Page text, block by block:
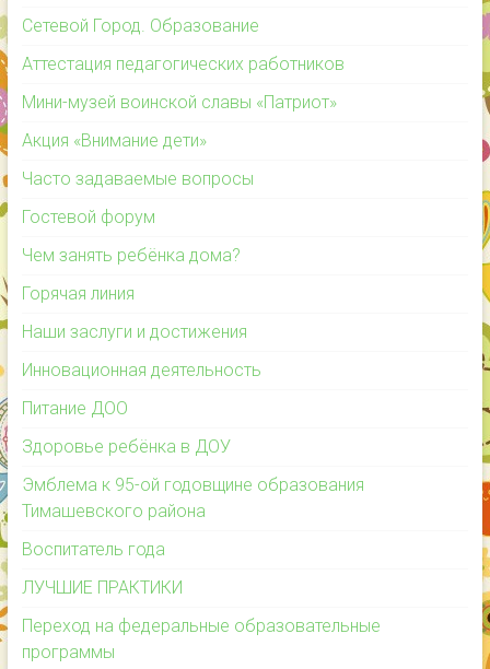
Сетевой Город. Образование
Аттестация педагогических работников
Мини-музей воинской славы «Патриот»
Акция «Внимание дети»
Часто задаваемые вопросы
Гостевой форум
Чем занять ребёнка дома?
Горячая линия
Наши заслуги и достижения
Инновационная деятельность
Питание ДОО
Здоровье ребёнка в ДОУ
Эмблема к 95-ой годовщине образования
Тимашевского района
Воспитатель года
ЛУЧШИЕ ПРАКТИКИ
Переход на федеральные образовательные
программы